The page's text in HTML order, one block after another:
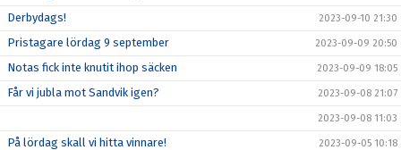
Derbydags! 2023-09-10 21:30
Pristagare lördag 9 september 2023-09-09 20:50
Notas fick inte knutit ihop säcken 2023-09-09 18:05
Får vi jubla mot Sandvik igen? 2023-09-08 21:07
2023-09-08 11:03
På lördag skall vi hitta vinnare! 2023-09-05 10:18